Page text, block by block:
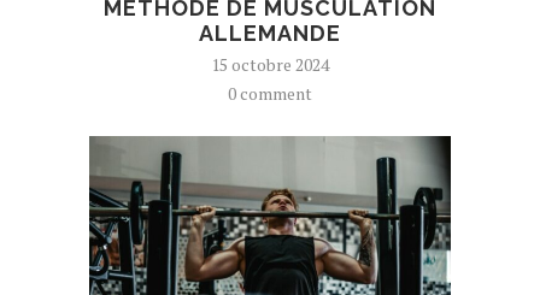
MÉTHODE DE MUSCULATION
ALLEMANDE
15 octobre 2024
0 comment